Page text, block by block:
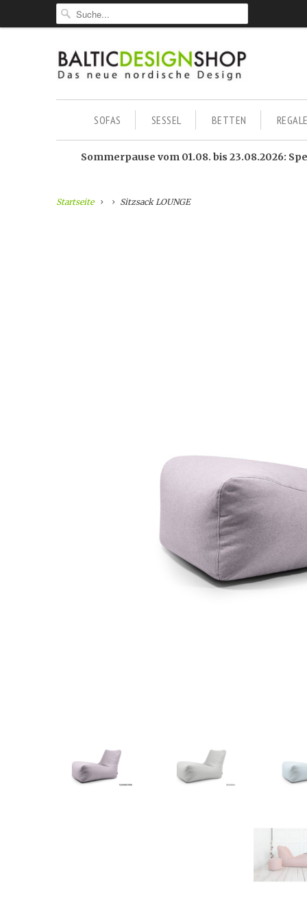
SOFAS SESSEL BETTEN
Sommerpause vom 01.08. bis 23.08.2026:
Startseite Sitzsack LOUNGE